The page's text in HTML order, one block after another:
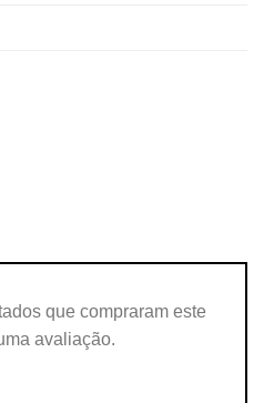
que compraram este
avaliação.